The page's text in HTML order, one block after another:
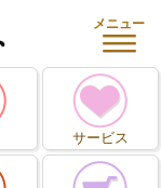
メニュー
サービス